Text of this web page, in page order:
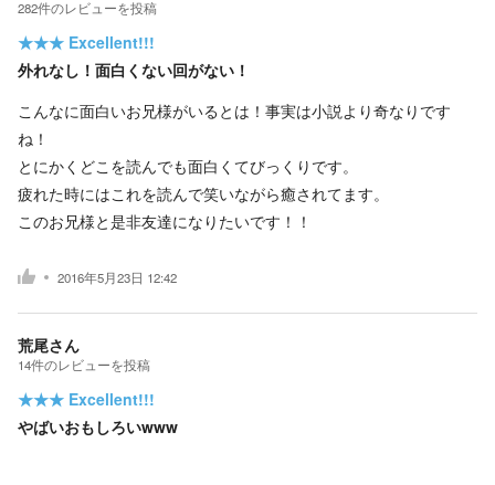
282件のレビューを投稿
★★★ Excellent!!!
外れなし！面白くない回がない！
こんなに面白いお兄様がいるとは！事実は小説より奇なりです
ね！
とにかくどこを読んでも面白くてびっくりです。
疲れた時にはこれを読んで笑いながら癒されてます。
このお兄様と是非友達になりたいです！！
2016年5月23日 12:42
荒尾さん
14件のレビューを投稿
★★★ Excellent!!!
やばいおもしろいwww